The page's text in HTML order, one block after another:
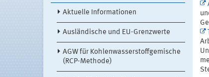
Aktuelle Informationen
Ausländische und EU-Grenzwerte
AGW für Kohlenwasserstoffgemische
(RCP-Methode)